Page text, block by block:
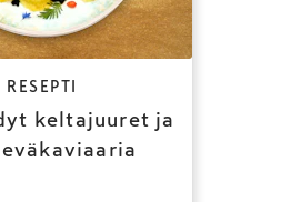
RESEPTI
keltajuuret ja